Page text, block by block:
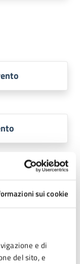
sui cookie
e di
del sito, e